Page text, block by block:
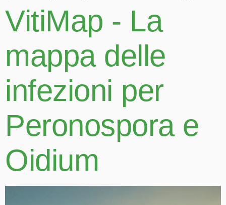
VitiMap - La
mappa delle
infezioni per
Peronospora e
Oidium